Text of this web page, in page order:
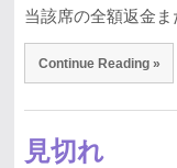
当該席の全額返金
Continue Reading »
見切れ